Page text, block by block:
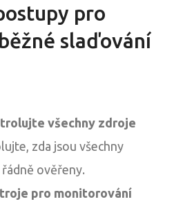
pro
slaďování
všechny zdroje
zda jsou všechny
ověřeny.
pro monitorování